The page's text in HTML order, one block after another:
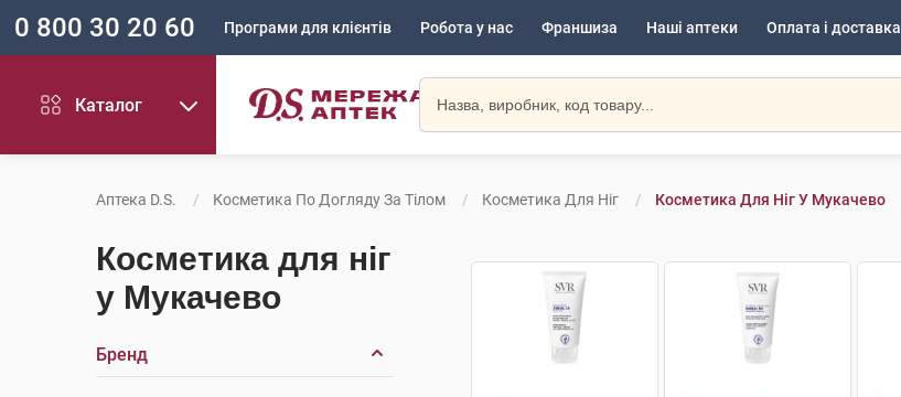
0 800 30 20 60 Програми для клієнтів Робота у нас Франшиза Наші аптеки Оплата і доставка
Каталог
Аптека D.S. Косметика По Догляду За Тілом Косметика Для Ніг Косметика Для Ніг У Мукачево
Косметика для ніг
у Мукачево
Бренд